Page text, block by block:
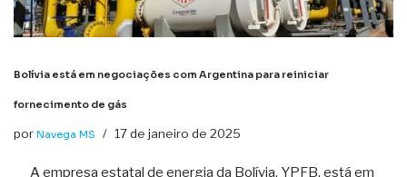
Bolívia está em negociações com Argentina para reiniciar
fornecimento de gás
por Navega MS 17 de janeiro de 2025
A empresa estatal de energia da Bolívia, YPFB, está em